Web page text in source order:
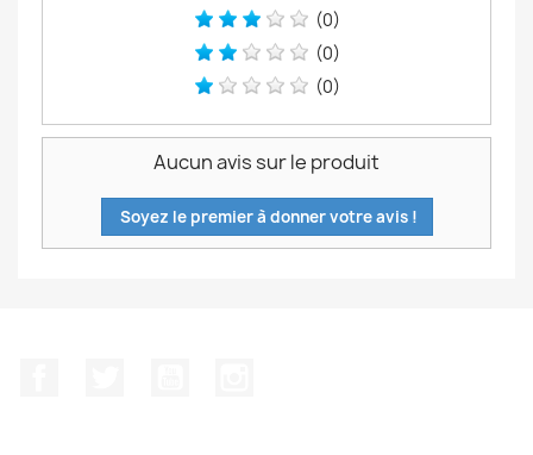
(0)
(0)
(0)
Aucun avis sur le produit
Soyez le premier à donner votre avis !